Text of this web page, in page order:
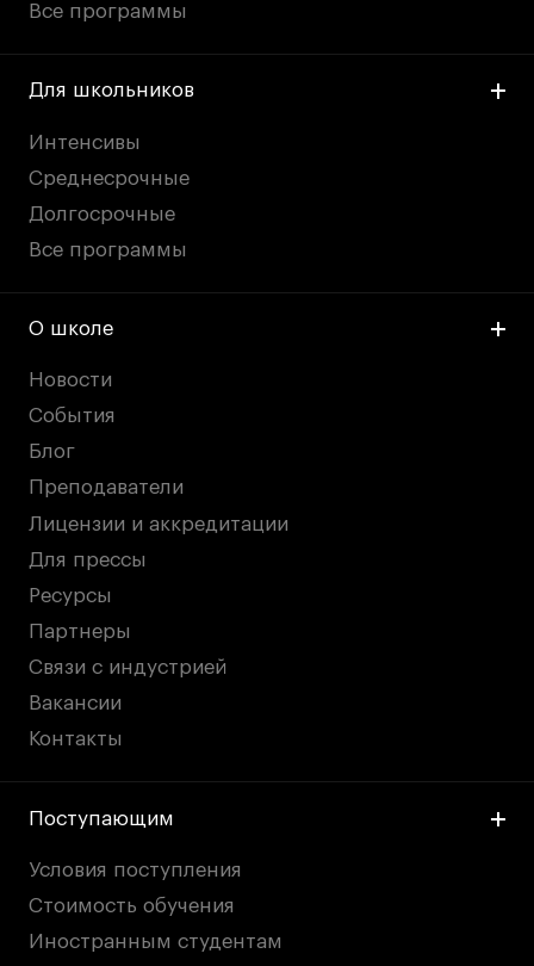
Все программы
Для школьников
Интенсивы
Среднесрочные
Долгосрочные
Все программы
О школе
Новости
События
Блог
Преподаватели
Лицензии и аккредитации
Для прессы
Ресурсы
Партнеры
Связи с индустрией
Вакансии
Контакты
Поступающим
Условия поступления
Стоимость обучения
Иностранным студентам